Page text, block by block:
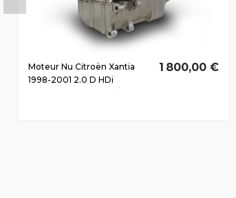
Moteur Nu Citroën Xantia
1998-2001 2.0 D HDi
1 800,00 €